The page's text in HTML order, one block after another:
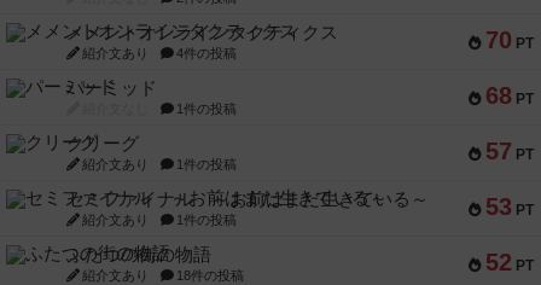
70 PT
メメントオンラインタクティクス
紹介文あり 4件の投稿
68 PT
パーミッド
1件の投稿
57 PT
クリーグ
紹介文あり 1件の投稿
53 PT
セミファイナル ～お前はまだ生きている～
紹介文あり 1件の投稿
52 PT
ふたつの街の物語
紹介文あり 18件の投稿